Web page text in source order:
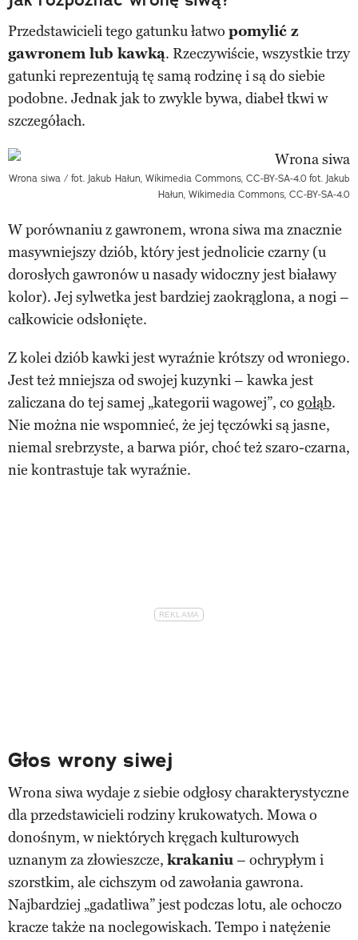
Przedstawicieli tego gatunku łatwo pomylić z
gawronem lub kawką. Rzeczywiście, wszystkie trzy
gatunki reprezentują tę samą rodzinę i są do siebie
podobne. Jednak jak to zwykle bywa, diabeł tkwi w
szczegółach.
Wrona siwa / fot. Jakub Hałun, Wikimedia Commons, CC-BY-SA-4.0 fot. Jakub
Hałun, Wikimedia Commons, CC-BY-SA-4.0
W porównaniu z gawronem, wrona siwa ma znacznie
masywniejszy dziób, który jest jednolicie czarny (u
dorosłych gawronów u nasady widoczny jest białawy
kolor). Jej sylwetka jest bardziej zaokrąglona, a nogi –
całkowicie odsłonięte.
Z kolei dziób kawki jest wyraźnie krótszy od wroniego.
Jest też mniejsza od swojej kuzynki – kawka jest
zaliczana do tej samej „kategorii wagowej”, co gołąb.
Nie można nie wspomnieć, że jej tęczówki są jasne,
niemal srebrzyste, a barwa piór, choć też szaro-czarna,
nie kontrastuje tak wyraźnie.
Głos wrony siwej
Wrona siwa wydaje z siebie odgłosy charakterystyczne
dla przedstawicieli rodziny krukowatych. Mowa o
donośnym, w niektórych kręgach kulturowych
uznanym za złowieszcze, krakaniu– ochrypłym i
szorstkim, ale cichszym od zawołania gawrona.
Najbardziej „gadatliwa” jest podczas lotu, ale ochoczo
kracze także na noclegowiskach. Tempo i natężenie